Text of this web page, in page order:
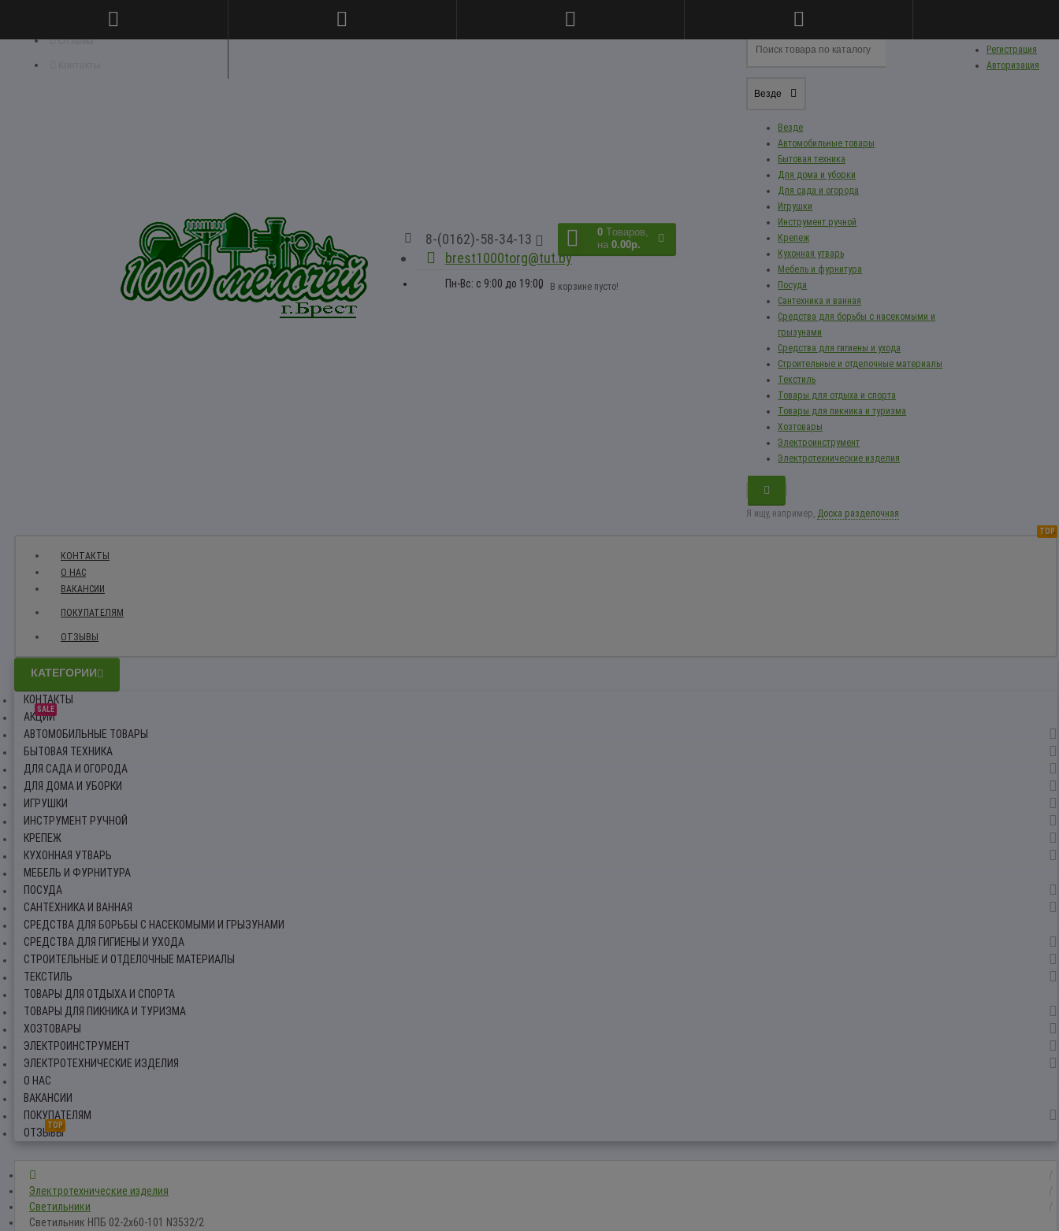
Отзывы
Регистрация
Авторизация
8-(0162)-58-34-13
brest1000torg@tut.by
Пн-Вс: с 9:00 до 19:00
0 Tоваров,
на0.00р.
В корзине пусто!
Везде
Везде
Автомобильные товары
Бытовая техника
Для дома и уборки
Для сада и огорода
Игрушки
Инструмент ручной
Крепеж
Кухонная утварь
Мебель и фурнитура
Посуда
Сантехника и ванная
Средства для борьбы с насекомыми и
грызунами
Средства для гигиены и ухода
Строительные и отделочные материалы
Текстиль
Товары для отдыха и спорта
Товары для пикника и туризма
Хозтовары
Электроинструмент
Электротехнические изделия
Я ищу, например, Доска разделочная
КОНТАКТЫ
О НАС
ВАКАНСИИ
ПОКУПАТЕЛЯМ
TOP
ОТЗЫВЫ
КАТЕГОРИИ
КОНТАКТЫ
SALE
АКЦИИ
АВТОМОБИЛЬНЫЕ ТОВАРЫ
БЫТОВАЯ ТЕХНИКА
ДЛЯ САДА И ОГОРОДА
ДЛЯ ДОМА И УБОРКИ
ИГРУШКИ
ИНСТРУМЕНТ РУЧНОЙ
КРЕПЕЖ
КУХОННАЯ УТВАРЬ
МЕБЕЛЬ И ФУРНИТУРА
ПОСУДА
САНТЕХНИКА И ВАННАЯ
СРЕДСТВА ДЛЯ БОРЬБЫ С НАСЕКОМЫМИ И ГРЫЗУНАМИ
СРЕДСТВА ДЛЯ ГИГИЕНЫ И УХОДА
СТРОИТЕЛЬНЫЕ И ОТДЕЛОЧНЫЕ МАТЕРИАЛЫ
ТЕКСТИЛЬ
ТОВАРЫ ДЛЯ ОТДЫХА И СПОРТА
ТОВАРЫ ДЛЯ ПИКНИКА И ТУРИЗМА
ХОЗТОВАРЫ
ЭЛЕКТРОИНСТРУМЕНТ
ЭЛЕКТРОТЕХНИЧЕСКИЕ ИЗДЕЛИЯ
О НАС
ВАКАНСИИ
ПОКУПАТЕЛЯМ
TOP
ОТЗЫВЫ
Электротехнические изделия
Светильники
Светильник НПБ 02-2x60-101 N3532/2